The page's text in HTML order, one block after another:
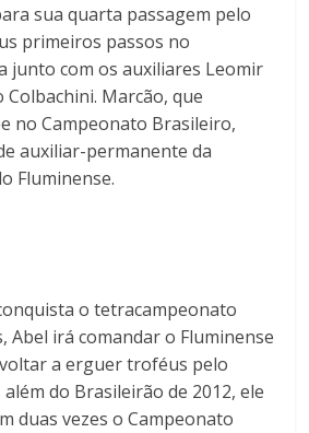
sua quarta passagem pelo
primeiros passos no
junto com os auxiliares Leomir
Colbachini. Marcão, que
no Campeonato Brasileiro,
auxiliar-permanente da
Fluminense.
o tetracampeonato
Abel irá comandar o Fluminense
a erguer troféus pelo
do Brasileirão de 2012, ele
duas vezes o Campeonato